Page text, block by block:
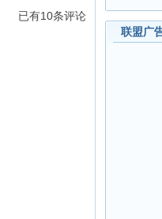
已有10条评论
联盟广